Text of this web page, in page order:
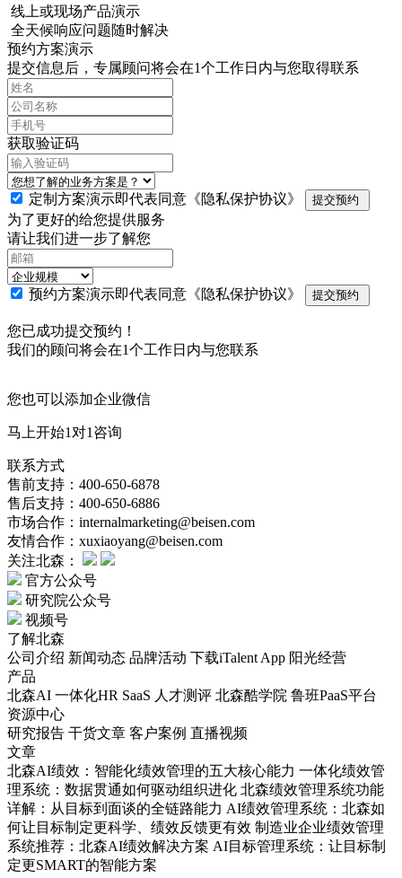
线上或现场产品演示
全天候响应问题随时解决
预约方案演示
提交信息后，专属顾问将会在1个工作日内与您取得联系
获取验证码
定制方案演示即代表同意 《隐私保护协议》 提交预约
为了更好的给您提供服务
请让我们进一步了解您
预约方案演示即代表同意 《隐私保护协议》 提交预约
您已成功提交预约！
我们的顾问将会在1个工作日内与您联系
您也可以添加企业微信
马上开始1对1咨询
联系方式
售前支持：400-650-6878
售后支持：400-650-6886
市场合作：internalmarketing@beisen.com
友情合作：xuxiaoyang@beisen.com
关注北森：
官方公众号
研究院公众号
视频号
了解北森
公司介绍 新闻动态 品牌活动 下载iTalent App 阳光经营
产品
北森AI 一体化HR SaaS 人才测评 北森酷学院 鲁班PaaS平台
资源中心
研究报告 干货文章 客户案例 直播视频
文章
北森AI绩效：智能化绩效管理的五大核心能力 一体化绩效管
理系统：数据贯通如何驱动组织进化 北森绩效管理系统功能
详解：从目标到面谈的全链路能力 AI绩效管理系统：北森如
何让目标制定更科学、绩效反馈更有效 制造业企业绩效管理
系统推荐：北森AI绩效解决方案 AI目标管理系统：让目标制
定更SMART的智能方案